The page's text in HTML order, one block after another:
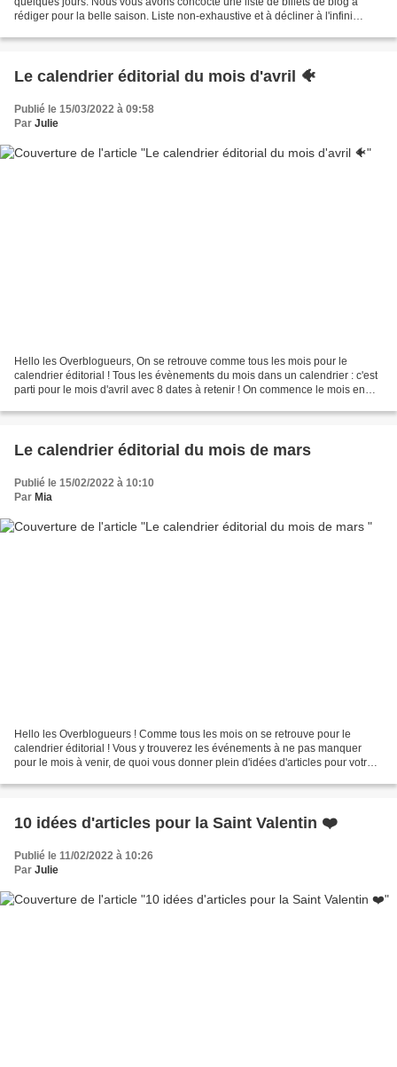
rédiger pour la belle saison. Liste non-exhaustive et à décliner à l'infini
Le calendrier éditorial du mois d'avril 🐠
Publié le 15/03/2022 à 09:58
Par Julie
Hello les Overblogueurs, On se retrouve comme tous les mois pour le
calendrier éditorial ! Tous les évènements du mois dans un calendrier : c'est
parti pour le mois d'avril avec 8 dates à retenir ! On commence le mois en
Le calendrier éditorial du mois de mars
Publié le 15/02/2022 à 10:10
Par Mia
Hello les Overblogueurs ! Comme tous les mois on se retrouve pour le
calendrier éditorial ! Vous y trouverez les événements à ne pas manquer
pour le mois à venir, de quoi vous donner plein d'idées d'articles pour votre
10 idées d'articles pour la Saint Valentin ❤️
Publié le 11/02/2022 à 10:26
Par Julie